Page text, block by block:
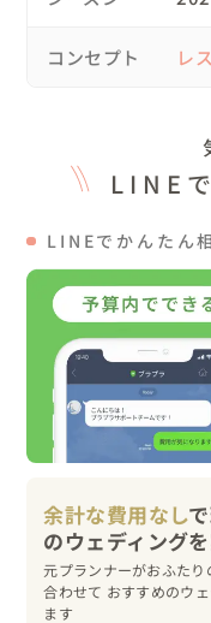
------------
この日の大切なウェ
司会者さんが
心を込めて拝読して
毎回司会者さんと一
この日のウェディン
記憶に残る1ページ
たくさん2人で乗り越
時を刻み
当の家族になれた気がし
コンセプト レ
LINEで
LINEでかんたん
余計な費用なし
元プランナーがおふた
合わせて おすすめのウ
ます